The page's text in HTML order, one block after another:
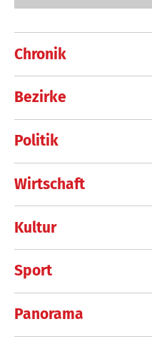
Chronik
Bezirke
Politik
Wirtschaft
Kultur
Sport
Panorama